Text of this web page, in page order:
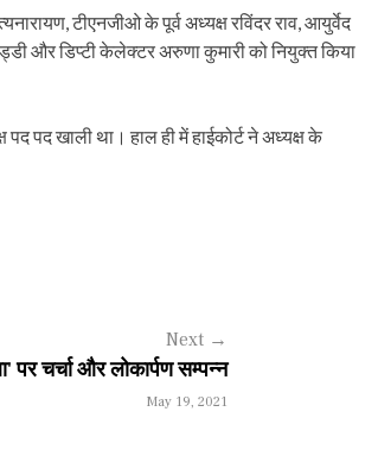
टीएनजीओ के पूर्व अध्यक्ष रविंदर राव, आयुर्वेद
और डिप्टी केलेक्टर अरुणा कुमारी को नियुक्त किया
पद खाली था। हाल ही में हाईकोर्ट ने अध्यक्ष के
Next →
पर चर्चा और लोकार्पण सम्पन्न
May 19, 2021